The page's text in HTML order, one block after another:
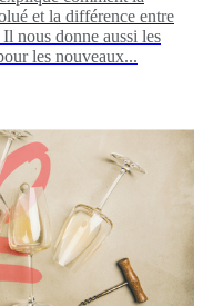
et la différence entre
nous donne aussi les
les nouveaux...